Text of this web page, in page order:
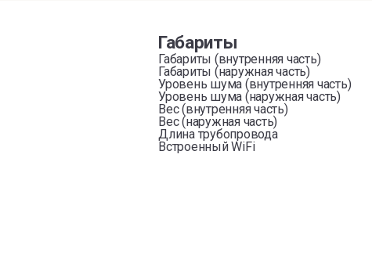
Габариты
Габариты (внутренняя часть)
Габариты (наружная часть)
Уровень шума (внутренняя часть)
Уровень шума (наружная часть)
Вес (внутренняя часть)
Вес (наружная часть)
Длина трубопровода
Встроенный WiFi